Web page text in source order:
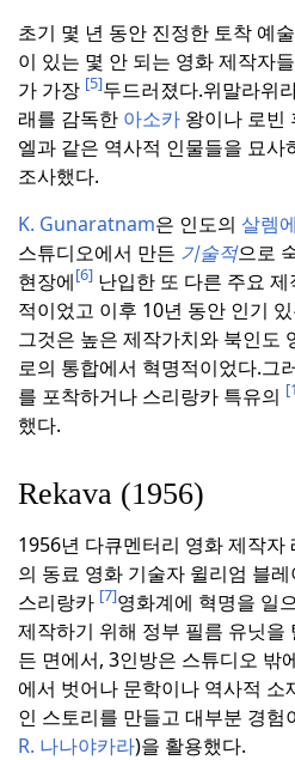
초기 몇 년 동안 진정한 토착 예
이 있는 몇 안 되는 영화 제작자
가 가장 [5]두드러졌다.위말라위
래를 감독한 아소카 왕이나 로빈
엘과 같은 역사적 인물들을 묘
조사했다.
K. Gunaratnam은 인도의 살렘
스튜디오에서 만든 기술적으로
현장에[6] 난입한 또 다른 주요 제
적이었고 이후 10년 동안 인기
그것은 높은 제작가치와 북인도
로의 통합에서 혁명적이었다.그
를 포착하거나 스리랑카 특유의
했다.
Rekava (1956)
1956년 다큐멘터리 영화 제작자
의 동료 영화 기술자 윌리엄 블
스리랑카 [7]영화계에 혁명을 일
제작하기 위해 정부 필름 유닛을
든 면에서, 3인방은 스튜디오 밖
에서 벗어나 문학이나 역사적 소
인 스토리를 만들고 대부분 경험
R. 나나야카라)을 활용했다.